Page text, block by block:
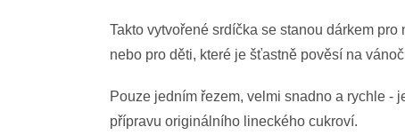
Takto vytvořené srdíčka se stanou dárkem
nebo pro děti, které je šťastně pověsí na
Pouze jedním řezem, velmi snadno a rychle -
přípravu originálního lineckého cukroví.